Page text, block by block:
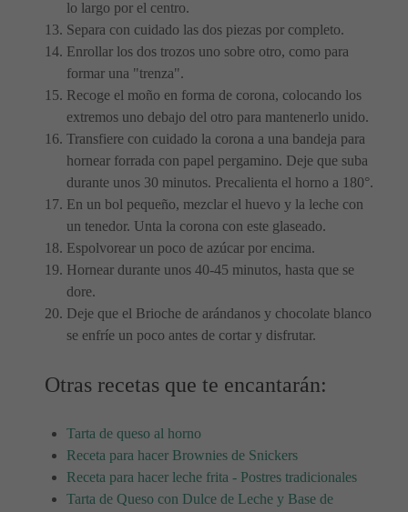
lo largo por el centro.
Separa con cuidado las dos piezas por completo.
Enrollar los dos trozos uno sobre otro, como para
formar una "trenza".
Recoge el moño en forma de corona, colocando los
extremos uno debajo del otro para mantenerlo unido.
Transfiere con cuidado la corona a una bandeja para
hornear forrada con papel pergamino. Deje que suba
durante unos 30 minutos. Precalienta el horno a 180°.
En un bol pequeño, mezclar el huevo y la leche con
un tenedor. Unta la corona con este glaseado.
Espolvorear un poco de azúcar por encima.
Hornear durante unos 40-45 minutos, hasta que se
dore.
Deje que el Brioche de arándanos y chocolate blanco
se enfríe un poco antes de cortar y disfrutar.
Otras recetas que te encantarán:
Tarta de queso al horno
Receta para hacer Brownies de Snickers
Receta para hacer leche frita - Postres tradicionales
Tarta de Queso con Dulce de Leche y Base de